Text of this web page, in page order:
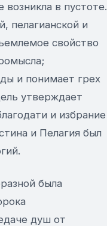
возникла в пустоте.
пелагианской и
свойство
и понимает грех
утверждает
и избрание
и Пелагия был
была
душ от